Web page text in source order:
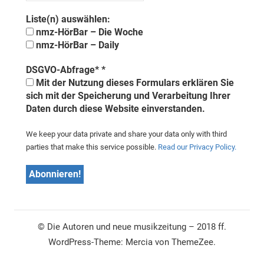
Liste(n) auswählen:
nmz-HörBar – Die Woche
nmz-HörBar – Daily
DSGVO-Abfrage* *
Mit der Nutzung dieses Formulars erklären Sie
sich mit der Speicherung und Verarbeitung Ihrer
Daten durch diese Website einverstanden.
We keep your data private and share your data only with third
parties that make this service possible. Read our Privacy Policy.
© Die Autoren und neue musikzeitung – 2018 ff.
WordPress-Theme: Mercia von ThemeZee.